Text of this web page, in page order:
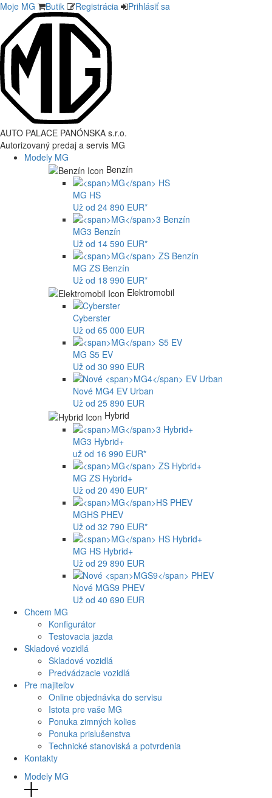
Moje MG Butik Registrácia Prihlásiť sa
AUTO PALACE PANÓNSKA s.r.o.
Autorizovaný predaj a servis MG
Modely MG
Benzín
MG HS
Už od 24 890 EUR*
MG3 Benzín
Už od 14 590 EUR*
MG ZS Benzín
Už od 18 990 EUR*
Elektromobil
Cyberster
Už od 65 000 EUR
MG S5 EV
Už od 30 990 EUR
Nové MG4 EV Urban
Už od 25 890 EUR
Hybrid
MG3 Hybrid+
už od 16 990 EUR*
MG ZS Hybrid+
Už od 20 490 EUR*
MGHS PHEV
Už od 32 790 EUR*
MG HS Hybrid+
Už od 29 890 EUR
Nové MGS9 PHEV
Už od 40 690 EUR
Chcem MG
Konfigurátor
Testovacia jazda
Skladové vozidlá
Skladové vozidlá
Predvádzacie vozidlá
Pre majiteľov
Online objednávka do servisu
Istota pre vaše MG
Ponuka zimných kolies
Ponuka prislušenstva
Technické stanoviská a potvrdenia
Kontakty
Modely MG